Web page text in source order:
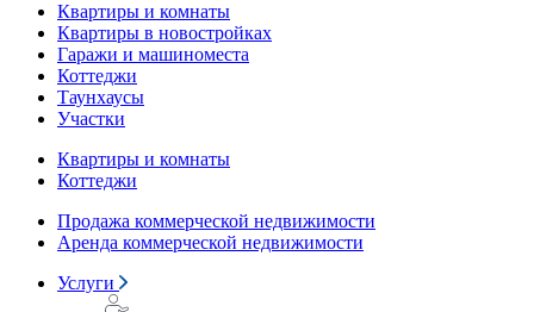
Квартиры и комнаты
Квартиры в новостройках
Гаражи и машиноместа
Коттеджи
Таунхаусы
Участки
Квартиры и комнаты
Коттеджи
Продажа коммерческой недвижимости
Аренда коммерческой недвижимости
Услуги